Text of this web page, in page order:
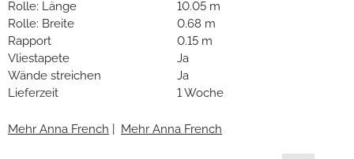
Rolle: Länge
10.05 m
Rolle: Breite
0.68 m
Rapport
0.15 m
Vliestapete
Ja
Wände streichen
Ja
Lieferzeit
1 Woche
Mehr Anna French Mehr Anna French